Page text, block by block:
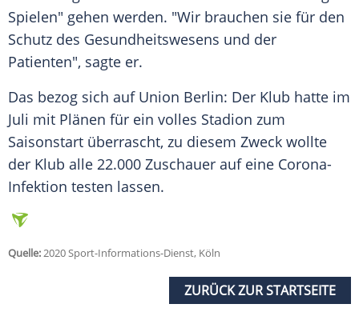
Spielen" gehen werden. "Wir brauchen sie für den
Schutz des Gesundheitswesens und der
Patienten", sagte er.
Das bezog sich auf Union Berlin: Der Klub hatte im
Juli mit Plänen für ein volles Stadion zum
Saisonstart überrascht, zu diesem Zweck wollte
der Klub alle 22.000 Zuschauer auf eine Corona-
Infektion testen lassen.
Quelle:2020 Sport-Informations-Dienst, Köln
ZURÜCK ZUR STARTSEITE